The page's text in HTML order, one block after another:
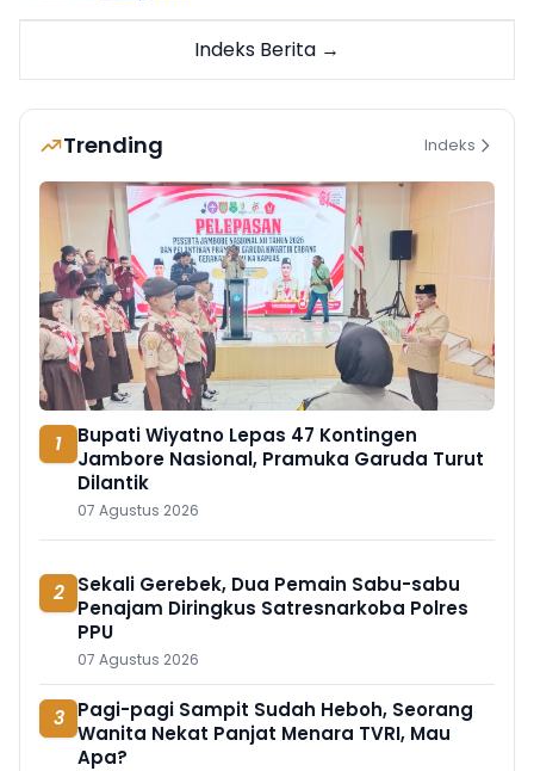
Indeks Berita →
Trending Indeks
1
Bupati Wiyatno Lepas 47 Kontingen
Jambore Nasional, Pramuka Garuda Turut
Dilantik
07 Agustus 2026
2 Sekali Gerebek, Dua Pemain Sabu-sabu
Penajam Diringkus Satresnarkoba Polres
PPU
07 Agustus 2026
3 Pagi-pagi Sampit Sudah Heboh, Seorang
Wanita Nekat Panjat Menara TVRI, Mau
Apa?